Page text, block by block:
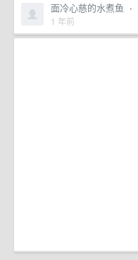
面冷心慈的水煮鱼 ·
1 年前